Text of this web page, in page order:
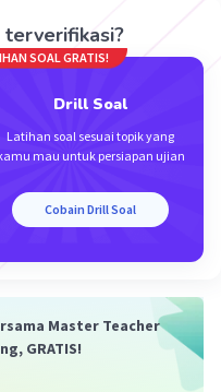
terverifikasi?
SOAL GRATIS!
Drill Soal
Latihan soal sesuai topik yang
mau untuk persiapan ujian
Cobain Drill Soal
Master Teacher
GRATIS!